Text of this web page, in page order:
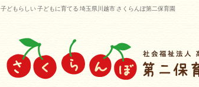
子どもらしい 子どもに育てる 埼玉県川越市 さくらんぼ第二保育園